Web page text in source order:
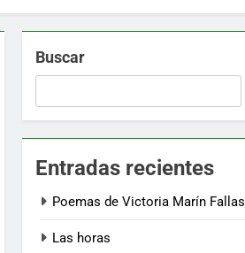
Buscar
Entradas recientes
Poemas de Victoria Marín Fallas
Las horas